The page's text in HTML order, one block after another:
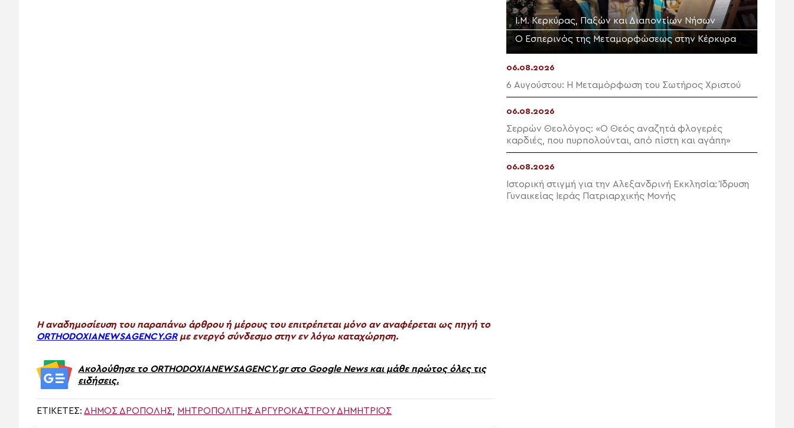
H αναδημοσίευση του παραπάνω άρθρου ή μέρους του επιτρέπεται μόνο αν αναφέρεται ως πηγή το
ORTHODOXIANEWSAGENCY.GRμε ενεργό σύνδεσμο στην εν λόγω καταχώρηση.
Ακολούθησε το ORTHODOXIANEWSAGENCY.gr στο Google News και μάθε πρώτος όλες τις
ειδήσεις.
ΕΤΙΚΈΤΕΣ: ΔΉΜΟΣ ΔΡΌΠΟΛΗΣ ΜΗΤΡΟΠΟΛΊΤΗΣ ΑΡΓΥΡΟΚΆΣΤΡΟΥ ΔΗΜΉΤΡΙΟΣ
Ι.Μ. Κερκύρας, Παξών και Διαποντίων Νήσων
Ο Εσπερινός της Μεταμορφώσεως στην Κέρκυρα
06.08.2026
6 Αυγούστου: Η Μεταμόρφωση του Σωτήρος Χριστού
06.08.2026
Σερρών Θεολόγος: «Ο Θεός αναζητά φλογερές
καρδιές, που πυρπολούνται, από πίστη και αγάπη»
06.08.2026
Ιστορική στιγμή για την Αλεξανδρινή Εκκλησία: Ίδρυση
Γυναικείας Ιεράς Πατριαρχικής Μονής